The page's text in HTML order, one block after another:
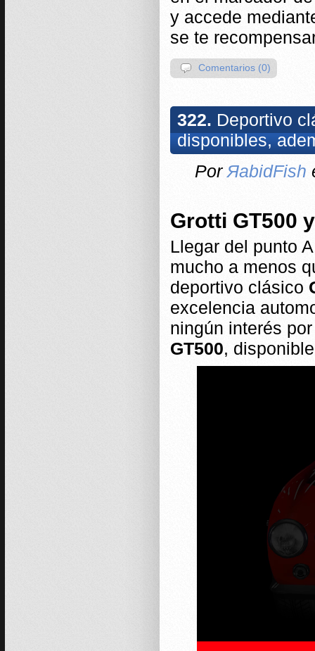
y accede
se te
Comentarios (0)
322. Deportivo
disponibles,
Por ЯabidFish
Grotti GT500
Llegar del punto
mucho a menos
deportivo clásico
excelencia
ningún interés
GT500,